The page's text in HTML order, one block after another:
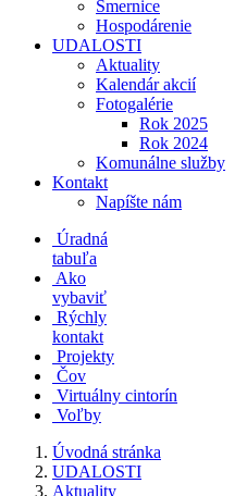
Smernice
Hospodárenie
UDALOSTI
Aktuality
Kalendár akcií
Fotogalérie
Rok 2025
Rok 2024
Komunálne služby
Kontakt
Napíšte nám
Úradná
tabuľa
Ako
vybaviť
Rýchly
kontakt
Projekty
Čov
Virtuálny cintorín
Voľby
Úvodná stránka
UDALOSTI
Aktuality